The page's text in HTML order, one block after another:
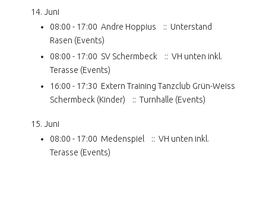
14. Juni
08:00 - 17:00 Andre Hoppius
:: Unterstand
Rasen (Events)
08:00 - 17:00 SV Schermbeck
:: VH unten inkl.
Terasse (Events)
16:00 - 17:30 Extern Training Tanzclub Grün-Weiss
Schermbeck (Kinder)
:: Turnhalle (Events)
15. Juni
08:00 - 17:00 Medenspiel
:: VH unten inkl.
Terasse (Events)